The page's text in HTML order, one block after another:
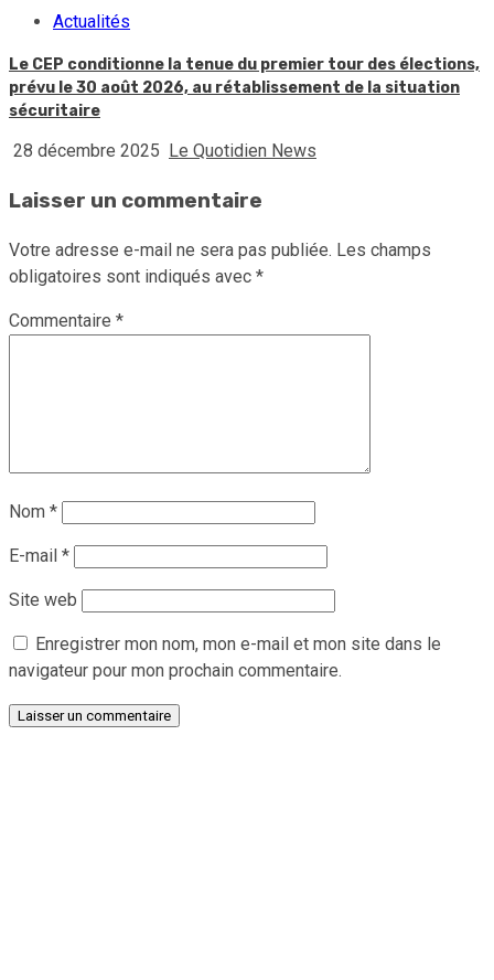
Actualités
Le CEP conditionne la tenue du premier tour des élections,
prévu le 30 août 2026, au rétablissement de la situation
sécuritaire
28 décembre 2025 Le Quotidien News
Laisser un commentaire
Votre adresse e-mail ne sera pas publiée. Les champs
obligatoires sont indiqués avec *
Commentaire *
Nom *
E-mail *
Site web
Enregistrer mon nom, mon e-mail et mon site dans le
navigateur pour mon prochain commentaire.